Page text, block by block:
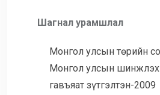
Шагнал урамшлал
Монгол улсын төрийн
Монгол улсын шинжлэх
гавъяат зүтгэлтэн-2009